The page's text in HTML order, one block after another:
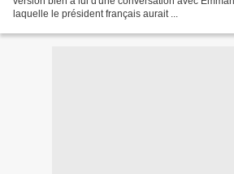
laquelle le président français aurait ...